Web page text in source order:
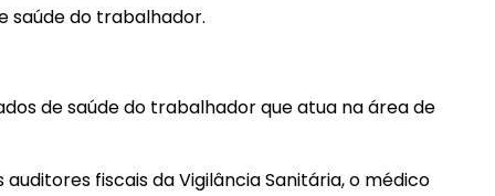
saúde do trabalhador.
de saúde do trabalhador que atua na área de
fiscais da Vigilância Sanitária, o médico